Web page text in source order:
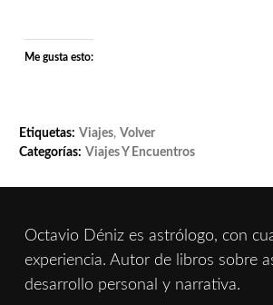
Me gusta esto:
Etiquetas: Viajes, Volver
Categorías: Viajes Y Encuentros
Octavio Déniz es astrólogo, con
experiencia. Autor de libros sobre
desarrollo personal y narrativa.